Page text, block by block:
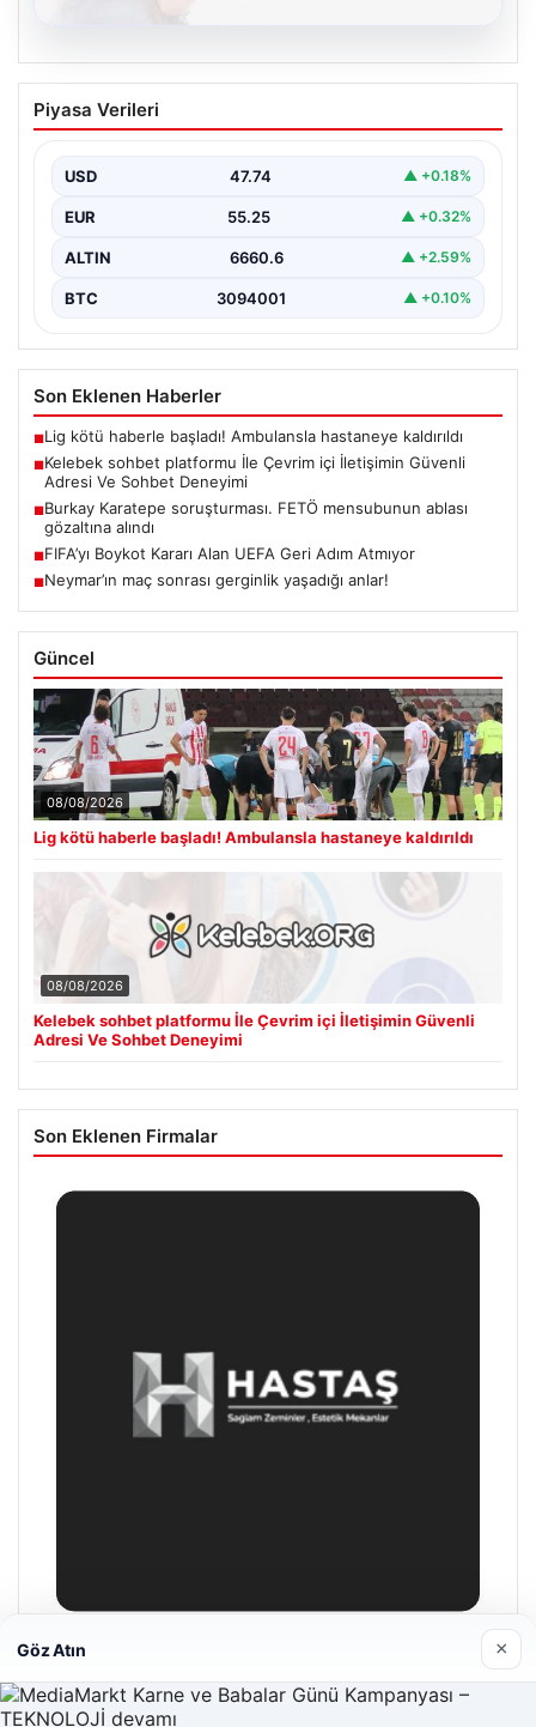
mensubunun ablası gözaltına alındı
Piyasa Verileri
USD 47.74 ▲ +0.18%
EUR 55.25 ▲ +0.32%
ALTIN 6660.6 ▲ +2.59%
BTC 3094001 ▲ +0.10%
Son Eklenen Haberler
■Lig kötü haberle başladı! Ambulansla hastaneye kaldırıldı
Kelebek sohbet platformu İle Çevrim içi İletişimin Güvenli
Adresi Ve Sohbet Deneyimi
Burkay Karatepe soruşturması. FETÖ mensubunun ablası
gözaltına alındı
■FIFA’yı Boykot Kararı Alan UEFA Geri Adım Atmıyor
Neymar’ın maç sonrası gerginlik yaşadığı anlar!
Güncel
08/08/2026
Lig kötü haberle başladı! Ambulansla hastaneye kaldırıldı
Kelebek sohbet platformu İle Çevrim içi İletişimin Güvenli
Adresi Ve Sohbet Deneyimi
Son Eklenen Firmalar
26/05/2026
Göz Atın ×